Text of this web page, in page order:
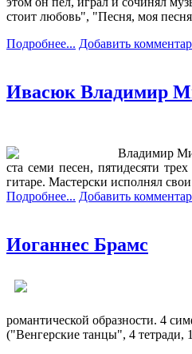
стоит любовь", "Песня, моя
Подробнее... Добавить
Ивасюк Владимир
Владимир
ста семи песен, пятидесяти
гитаре. Мастерски исполнял
Подробнее... Добавить
Иоганнес Брамс
романтической образности. 4
("Венгерские танцы", 4 тетради,